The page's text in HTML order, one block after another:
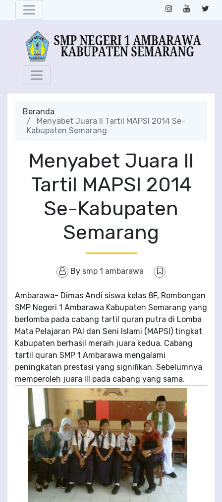
Beranda
Menyabet Juara II Tartil MAPSI 2014 Se-
Kabupaten Semarang
Menyabet Juara II
Tartil MAPSI 2014
Se-Kabupaten
Semarang
By smp 1 ambarawa
Ambarawa- Dimas Andi siswa kelas 8F, Rombongan
SMP Negeri 1 Ambarawa Kabupaten Semarang yang
berlomba pada cabang tartil quran putra di Lomba
Mata Pelajaran PAI dan Seni Islami (MAPSI) tingkat
Kabupaten berhasil meraih juara kedua. Cabang
tartil quran SMP 1 Ambarawa mengalami
peningkatan prestasi yang signifikan. Sebelumnya
memperoleh juara III pada cabang yang sama.